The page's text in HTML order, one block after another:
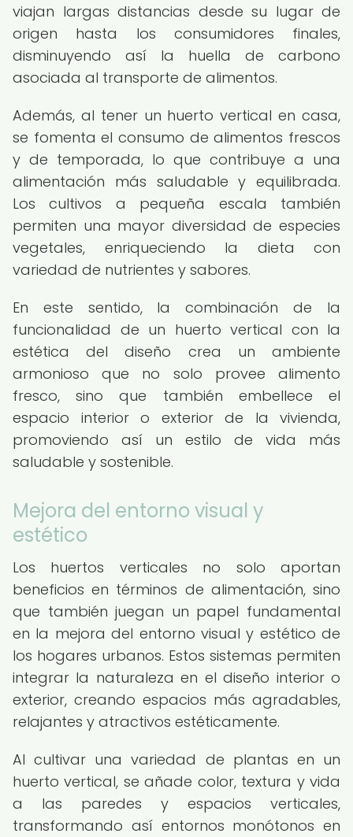
viajan largas distancias desde su lugar de
origen hasta los consumidores finales,
disminuyendo así la huella de carbono
asociada al transporte de alimentos.
Además, al tener un huerto vertical en casa,
se fomenta el consumo de alimentos frescos
y de temporada, lo que contribuye a una
alimentación más saludable y equilibrada.
Los cultivos a pequeña escala también
permiten una mayor diversidad de especies
vegetales, enriqueciendo la dieta con
variedad de nutrientes y sabores.
En este sentido, la combinación de la
funcionalidad de un huerto vertical con la
estética del diseño crea un ambiente
armonioso que no solo provee alimento
fresco, sino que también embellece el
espacio interior o exterior de la vivienda,
promoviendo así un estilo de vida más
saludable y sostenible.
Mejora del entorno visual y
estético
Los huertos verticales no solo aportan
beneficios en términos de alimentación, sino
que también juegan un papel fundamental
en la mejora del entorno visual y estético de
los hogares urbanos. Estos sistemas permiten
integrar la naturaleza en el diseño interior o
exterior, creando espacios más agradables,
relajantes y atractivos estéticamente.
Al cultivar una variedad de plantas en un
huerto vertical, se añade color, textura y vida
a las paredes y espacios verticales,
transformando así entornos monótonos en